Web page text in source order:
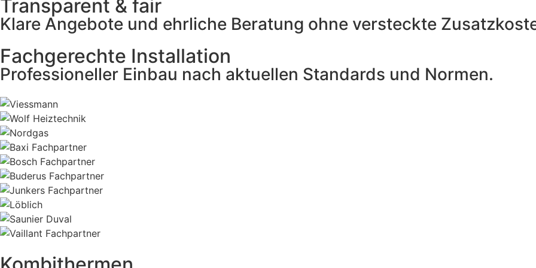
Transparent & fair
Klare Angebote und ehrliche Beratung ohne versteckte
Fachgerechte Installation
Professioneller Einbau nach aktuellen Standards und Normen.